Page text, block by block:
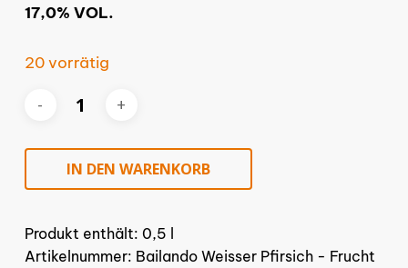
17,0% VOL.
20 vorrätig
IN DEN WARENKORB
Produkt enthält: 0,5 l
Artikelnummer: Bailando Weisser Pfirsich - Frucht